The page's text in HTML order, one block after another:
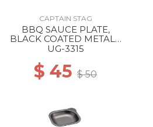
CAPTAIN STAG
BBQ SAUCE PLATE,
BLACK COATED METAL -
-
UG-3315
$ 45 $ 50